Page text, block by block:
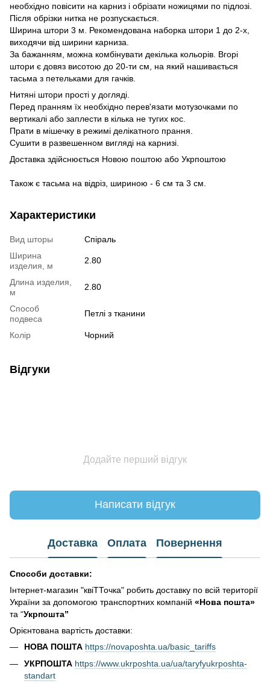
необхідно повісити на карниз і обрізати ножицями по підлозі.
Після обрізки нитка не розпускається.
Ширина штори 3 м. Рекомендована наборка штори 1 до 2-х,
виходячи від ширини карниза.
За бажанням, можна комбінувати декілька кольорів. Вгорі
штори є довяз висотою до 20-ти см, на який нашивається
тасьма з петельками для гачків.
Нитяні штори прості у догляді.
Перед пранням їх необхідно перев'язати мотузочками по
вертикалі або заплести в кілька не тугих кос.
Прати в мішечку в режимі делікатного прання.
Сушити в развешенном вигляді на карнизі.
Доставка здійснюється Новою поштою або Укрпоштою
Також є тасьма на відріз, шириною - 6 см та 3 см.
Характеристики
Вид шторы
Спіраль
Ширина
изделия, м
2.80
Длина изделия,
м
2.80
Способ
подвеса
Петлі з тканини
Колір Чорний
Відгуки
Додайте перший відгук
Написати відгук
Доставка Оплата Повернення
Способи доставки:
Інтернет-магазин "квіТТочка" робить доставку по всій території
України за допомогою транспортних компаній «Нова пошта»
та “Укрпошта”
Орієнтована вартість доставки:
НОВА ПОШТА https://novaposhta.ua/basic_tariffs
УКРПОШТА https://www.ukrposhta.ua/ua/taryfyukrposhta-
standart